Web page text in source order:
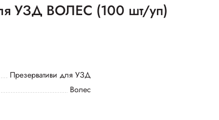
УЗД ВОЛЕС (100 шт/уп)
Презервативи для УЗД
Волес